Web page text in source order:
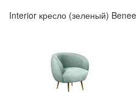
Interior кресло (зеленый) Benee